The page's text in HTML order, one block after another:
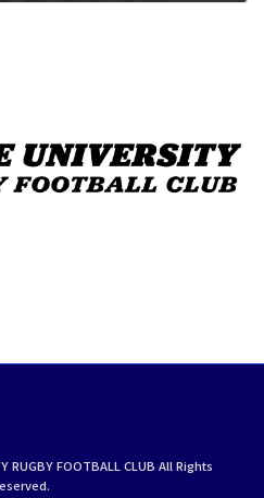
RUGBY FOOTBALL CLUB All Rights